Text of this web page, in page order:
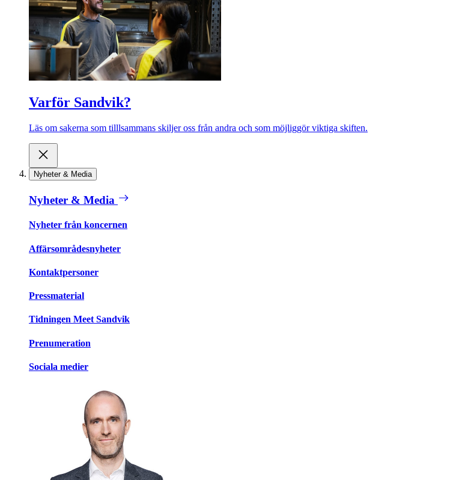
Varför Sandvik?
Läs om sakerna som tilllsammans skiljer oss från andra och som möjliggör viktiga skiften.
Nyheter & Media
Nyheter & Media
Nyheter från koncernen
Affärsområdesnyheter
Kontaktpersoner
Pressmaterial
Tidningen Meet Sandvik
Prenumeration
Sociala medier